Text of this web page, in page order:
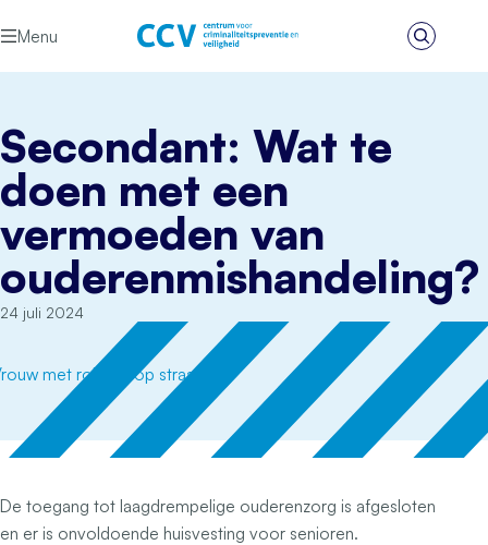
Menu
Zoeken
Secondant: Wat te
doen met een
vermoeden van
ouderenmishandeling?
24 juli 2024
De toegang tot laagdrempelige ouderenzorg is afgesloten
en er is onvoldoende huisvesting voor senioren.